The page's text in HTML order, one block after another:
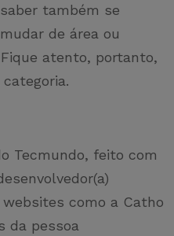
também se
de área ou
atento, portanto,
Tecmundo, feito com
como a Catho
da pessoa